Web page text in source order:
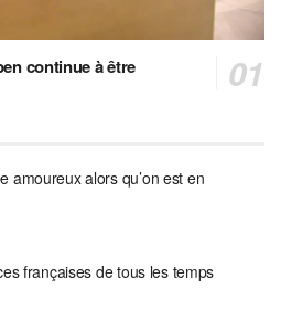
continue à être
amoureux alors qu’on est en
françaises de tous les temps